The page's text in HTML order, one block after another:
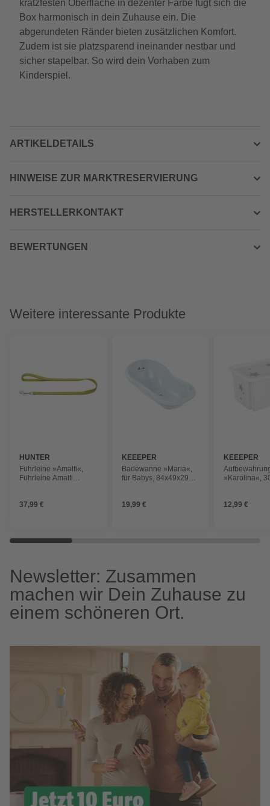
kratzfesten Oberfläche in dezenter Farbe fügt sich die
Box harmonisch in dein Zuhause ein. Die
abgerundeten Ränder bieten zusätzlichen Komfort.
Zudem ist sie platzsparend ineinander nestbar und
sicher stapelbar. So wird dein Vorhaben zum
Kinderspiel.
ARTIKELDETAILS
HINWEISE ZUR MARKTRESERVIERUNG
HERSTELLERKONTAKT
BEWERTUNGEN
Weitere interessante Produkte
HUNTER
Führleine »Amalfi«,
Führleine Amalfi
37,99 €
KEEEPER
Badewanne »Maria«,
für Babys, 84x49x29
19,99 €
KEEEPER
»Karolina«,
12,99 €
Newsletter: Zusammen
machen wir Dein Zuhause zu
einem schöneren Ort.